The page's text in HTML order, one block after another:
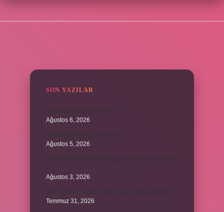
SON YAZILAR
Burs hangi tarihte kesilir ?
Ağustos 6, 2026
Avcı böreği fırında pişer mi ?
Ağustos 5, 2026
6 aylık bir bebeğe balkabağı çorbası nasıl yapılır
?
Ağustos 3, 2026
Sen Ağlama İstanbul’daki şarkıyı kim söylüyor ?
Temmuz 31, 2026